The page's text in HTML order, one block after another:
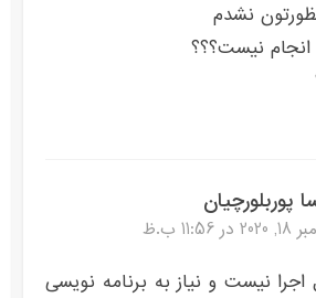
نشدم
انجام نیست؟؟؟
پوربلورچیان
ب.ظ
اجرا نیست و نیاز به برنامه نویسی